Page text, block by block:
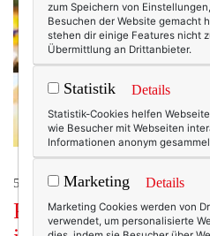
50+ LIFESTYLE
Perlen tauchen bei
zum Speichern von
Besuchen der Website gemacht
stehen dir einige Features nicht
Übermittlung an Drittanbieter.
Statistik Details
Statistik-Cookies helfen
wie Besucher mit Webseiten
Informationen anonym
Marketing Details
Marketing Cookies werden von
verwendet, um personalisierte